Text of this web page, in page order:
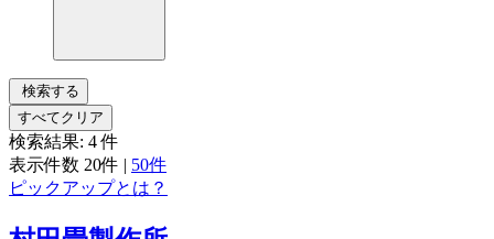
検索する
すべてクリア
検索結果: 4 件
表示件数 20件 | 50件
ピックアップとは？